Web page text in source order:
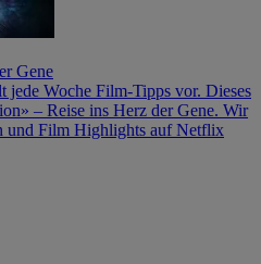
Gene
Woche Film-Tipps vor. Dieses
– Reise ins Herz der Gene. Wir
und Film Highlights auf Netflix